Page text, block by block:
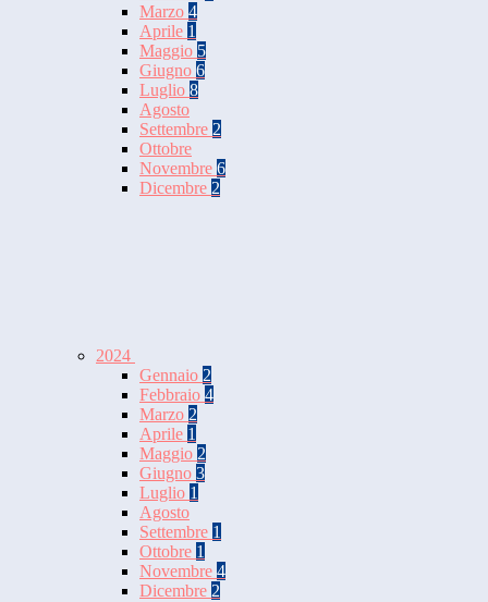
Marzo 4
Aprile 1
Maggio 5
Giugno 6
Luglio 8
Agosto
Settembre 2
Ottobre
Novembre 6
Dicembre 2
2024
Gennaio 2
Febbraio 4
Marzo 2
Aprile 1
Maggio 2
Giugno 3
Luglio 1
Agosto
Settembre 1
Ottobre 1
Novembre 4
Dicembre 2